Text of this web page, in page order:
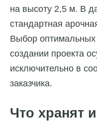
на высоту 2,5 м. В
стандартная
Выбор оптимальных
создании проекта
исключительно в
заказчика.
Что хранят